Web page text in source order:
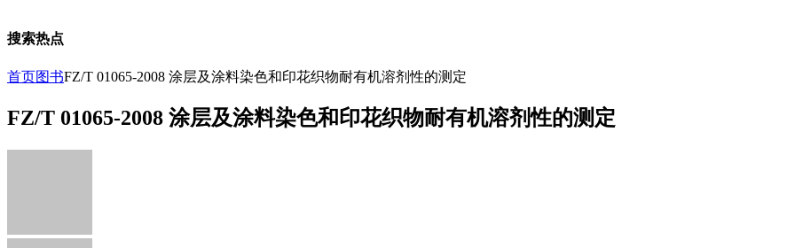
搜索热点
首页图书FZ/T 01065-2008 涂层及涂料染色和印花织物耐有机溶剂性的测定
FZ/T 01065-2008 涂层及涂料染色和印花织物耐有机溶剂性的测定